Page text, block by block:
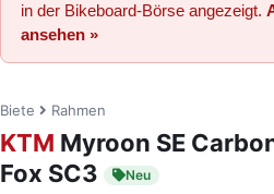
in der Bikeboard-Börse angezeigt.
ansehen »
Biete Rahmen
KTM Myroon SE
Fox SC3
Neu